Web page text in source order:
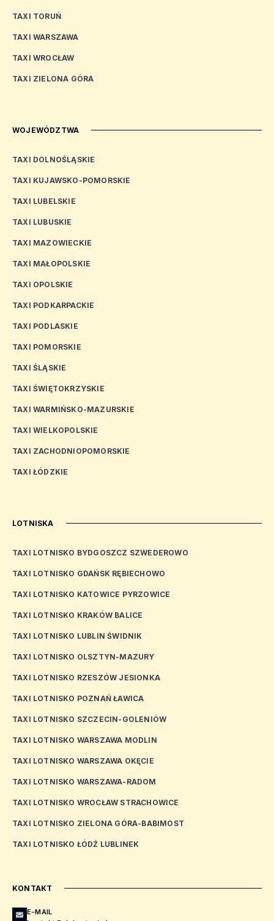
TAXI TORUŃ
TAXI WARSZAWA
TAXI WROCŁAW
TAXI ZIELONA GÓRA
WOJEWÓDZTWA
TAXI DOLNOŚLĄSKIE
TAXI KUJAWSKO-POMORSKIE
TAXI LUBELSKIE
TAXI LUBUSKIE
TAXI MAZOWIECKIE
TAXI MAŁOPOLSKIE
TAXI OPOLSKIE
TAXI PODKARPACKIE
TAXI PODLASKIE
TAXI POMORSKIE
TAXI ŚLĄSKIE
TAXI ŚWIĘTOKRZYSKIE
TAXI WARMIŃSKO-MAZURSKIE
TAXI WIELKOPOLSKIE
TAXI ZACHODNIOPOMORSKIE
TAXI ŁÓDZKIE
LOTNISKA
TAXI LOTNISKO BYDGOSZCZ SZWEDEROWO
TAXI LOTNISKO GDAŃSK RĘBIECHOWO
TAXI LOTNISKO KATOWICE PYRZOWICE
TAXI LOTNISKO KRAKÓW BALICE
TAXI LOTNISKO LUBLIN ŚWIDNIK
TAXI LOTNISKO OLSZTYN-MAZURY
TAXI LOTNISKO RZESZÓW JESIONKA
TAXI LOTNISKO POZNAŃ ŁAWICA
TAXI LOTNISKO SZCZECIN-GOLENIÓW
TAXI LOTNISKO WARSZAWA MODLIN
TAXI LOTNISKO WARSZAWA OKĘCIE
TAXI LOTNISKO WARSZAWA-RADOM
TAXI LOTNISKO WROCŁAW STRACHOWICE
TAXI LOTNISKO ZIELONA GÓRA-BABIMOST
TAXI LOTNISKO ŁÓDŹ LUBLINEK
KONTAKT
E-MAIL